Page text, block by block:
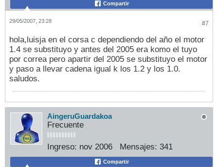
Compartir
#7
29/05/2007, 23:28
hola,luisja en el corsa c dependiendo del año el motor
1.4 se substituyo y antes del 2005 era komo el tuyo
por correa pero apartir del 2005 se substituyo el motor
y paso a llevar cadena igual k los 1.2 y los 1.0.
saludos.
AingeruGuardakoa
Frecuente
Ingreso: nov 2006 Mensajes: 341
Compartir